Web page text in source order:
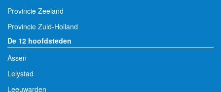
Provincie Zeeland
Provincie Zuid-Holland
De 12 hoofdsteden
Assen
Lelystad
Leeuwarden